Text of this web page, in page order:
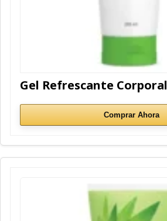
Gel Refrescante Corporal
Comprar Ahora